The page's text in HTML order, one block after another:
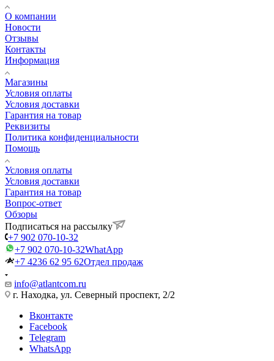
О компании
Новости
Отзывы
Контакты
Информация
Магазины
Условия оплаты
Условия доставки
Гарантия на товар
Реквизиты
Политика конфиденциальности
Помощь
Условия оплаты
Условия доставки
Гарантия на товар
Вопрос-ответ
Обзоры
Подписаться на рассылку
+7 902 070-10-32
+7 902 070-10-32WhatApp
+7 4236 62 95 62Отдел продаж
info@atlantcom.ru
г. Находка, ул. Северный проспект, 2/2
Вконтакте
Facebook
Telegram
WhatsApp